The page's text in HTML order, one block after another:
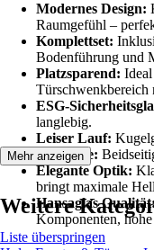
Modernes Design:
Raumgefühl –
Komplettset:
Bodenführung und
Platzsparend:
Türschwenkbereich
ESG-
langlebig.
Leiser Lauf:
SoftClose:
Elegante Optik:
bringt maximale
Hansaglas
Komponenten,
Mehr anzeigen
Weitere
Liste überspringen